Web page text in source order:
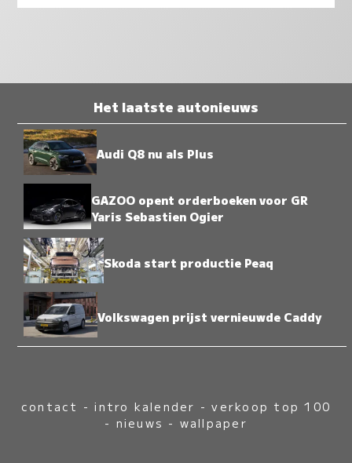
Het laatste autonieuws
Audi Q8 nu als Plus
GAZOO opent orderboeken voor GR
Yaris Sebastien Ogier
Skoda start productie Peaq
Volkswagen prijst vernieuwde Caddy
contact -intro kalender -verkoop top 100
- nieuws - wallpaper